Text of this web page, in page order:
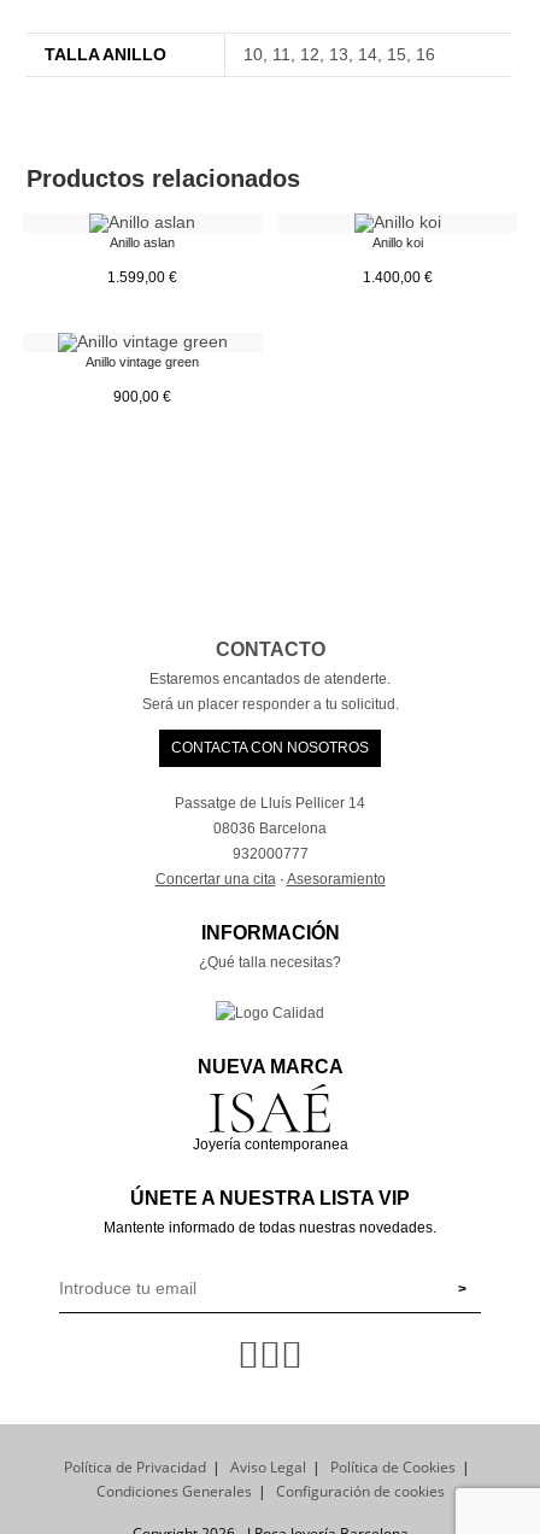
TALLA ANILLO 10 11 12 13 14 15 16
Productos relacionados
Anillo aslan
1.599,00€
Anillo koi
1.400,00 €
Anillo vintage green
900,00€
CONTACTO
Estaremos encantados de atenderte.
Será un placer responder a tu solicitud.
CONTACTA CON NOSOTROS
Passatge de Lluís Pellicer 14
08036 Barcelona
932000777
Concertar una cita· Asesoramiento
INFORMACIÓN
¿Qué talla necesitas?
NUEVA MARCA
Joyería contemporanea
ÚNETE A NUESTRA LISTA VIP
Mantente informado de todas nuestras novedades.
Política de Privacidad Aviso Legal
Política de Cookies
Condiciones Generales
Configuración de cookies